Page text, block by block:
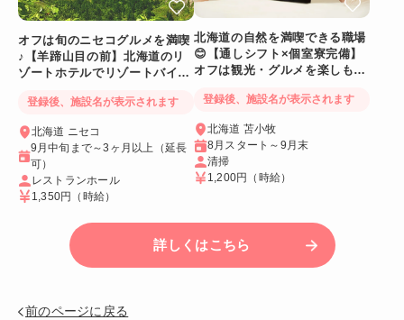
オフは旬のニセコグルメを満喫
♪【羊蹄山目の前】北海道のリ
ゾートホテルでリゾートバイト
登録後、施設名が表示されます
北海道 ニセコ
9月中旬まで～3ヶ月以上（延長
可）
レストランホール
1,350円
（時給）
北海道の自然を満喫できる職場
😊【通しシフト×個室寮完備】
オフは観光・グルメを楽しも
登録後、施設名が表示されます
北海道 苫小牧
8月スタート～9月末
清掃
1,200円
（時給）
詳しくはこちら
前のページに戻る